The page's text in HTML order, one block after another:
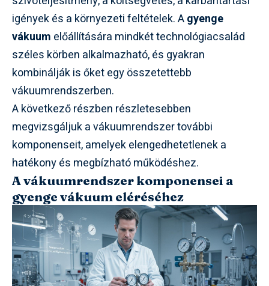
igények és a környezeti feltételek. Agyenge
vákuum előállítására mindkét technológiacsalád
széles körben alkalmazható, és gyakran
kombinálják is őket egy összetettebb
vákuumrendszerben.
A következő részben részletesebben
megvizsgáljuk a vákuumrendszer további
komponenseit, amelyek elengedhetetlenek a
hatékony és megbízható működéshez.
A vákuumrendszer komponensei a
gyenge vákuum eléréséhez